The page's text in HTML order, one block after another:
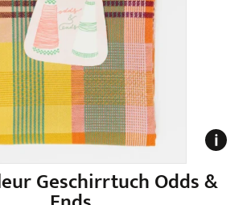
Geschirrtuch Odds &